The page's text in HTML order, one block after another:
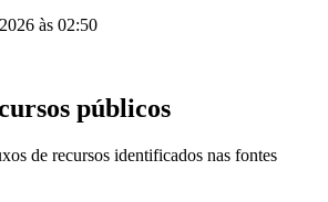
às 02:50
públicos
de recursos identificados nas fontes